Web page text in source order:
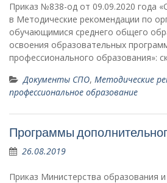
Приказ №838-од от 09.09.2020 года
в Методические рекомендации по
обучающимися среднего общего
освоения образовательных
профессионального образования»:
Документы СПО, Методические
профессиональное образование
Программы
26.08.2019
Приказ Министерства образования и